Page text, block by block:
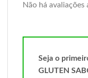
Não há avaliações
Seja o
GLUTEN